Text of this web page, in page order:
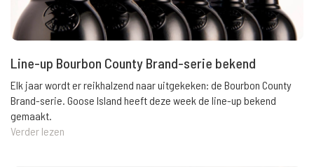
Line-up Bourbon County Brand-serie bekend
Elk jaar wordt er reikhalzend naar uitgekeken: de Bourbon County
Brand-serie. Goose Island heeft deze week de line-up bekend
gemaakt.
Verder lezen